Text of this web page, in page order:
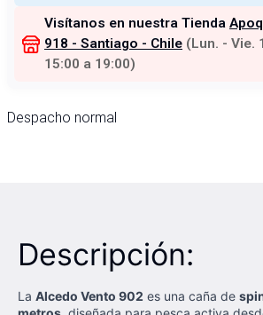
Visítanos en nuestra Tienda
918 - Santiago - Chile (Lun. - Vie.
15:00 a 19:00)
Despacho normal
Descripción:
La Alcedo Vento 902 es una caña de